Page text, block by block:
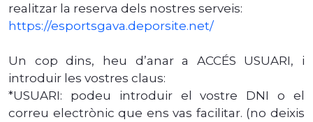
realitzar la reserva dels nostres serveis:
https://esportsgava.deporsite.net/
Un cop dins, heu d’anar a ACCÉS USUARI, i
introduir les vostres claus:
*USUARI: podeu introduir el vostre DNI o el
correu electrònic que ens vas facilitar. (no deixis